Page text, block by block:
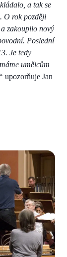
a tak se
O rok později
zakoupilo nový
Poslední
Je tedy
umělcům
upozorňuje Jan